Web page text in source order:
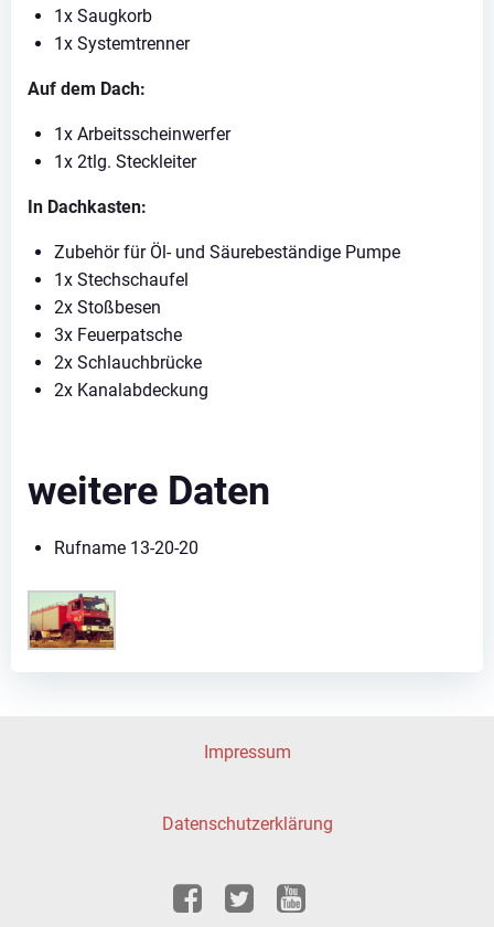
1x Saugkorb
1x Systemtrenner
Auf dem Dach:
1x Arbeitsscheinwerfer
1x 2tlg. Steckleiter
In Dachkasten:
Zubehör für Öl- und Säurebeständige Pumpe
1x Stechschaufel
2x Stoßbesen
3x Feuerpatsche
2x Schlauchbrücke
2x Kanalabdeckung
weitere Daten
Rufname 13-20-20
Impressum
Datenschutzerklärung